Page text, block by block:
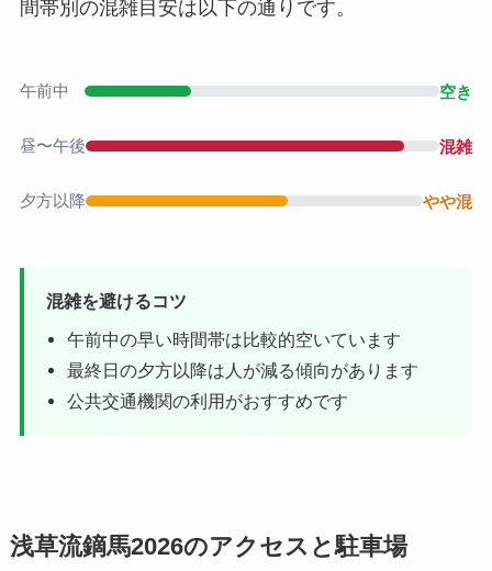
間帯別の混雑目安は以下の通りです。
午前中 空き
昼〜午後 混雑
夕方以降 やや混
混雑を避けるコツ
午前中の早い時間帯は比較的空いています
最終日の夕方以降は人が減る傾向があります
公共交通機関の利用がおすすめです
浅草流鏑馬2026のアクセスと駐車場